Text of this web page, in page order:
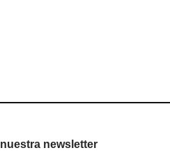
newsletter